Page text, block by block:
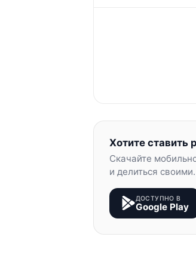
Хотите ставить
Скачайте
и делиться своими.
ДОСТУПНО В
Google Play